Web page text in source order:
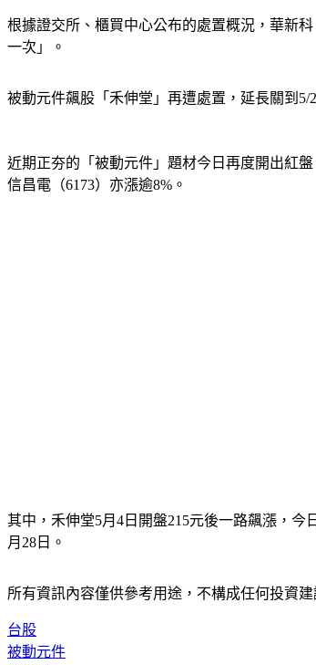
根據證交所、櫃買中心公布的處置概況，華新
一次」。
被動元件飆股「禾伸堂」再遭處置，延長關到5/
近期正夯的「被動元件」題材今日再度開出紅
信昌電（6173）亦漲逾8%。
其中，禾伸堂5月4日開盤215元後一路飆漲，
月28日。
所有資訊內容僅供參考用途，不構成任何投資建
台股
被動元件